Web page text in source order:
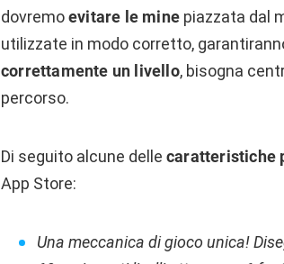
dovremoevitare le mine piazzata dal
utilizzate in modo corretto,
correttamente un livello, bisogna
percorso.
Di seguito alcune delle caratteristiche
App Store:
Una meccanica di gioco unica!